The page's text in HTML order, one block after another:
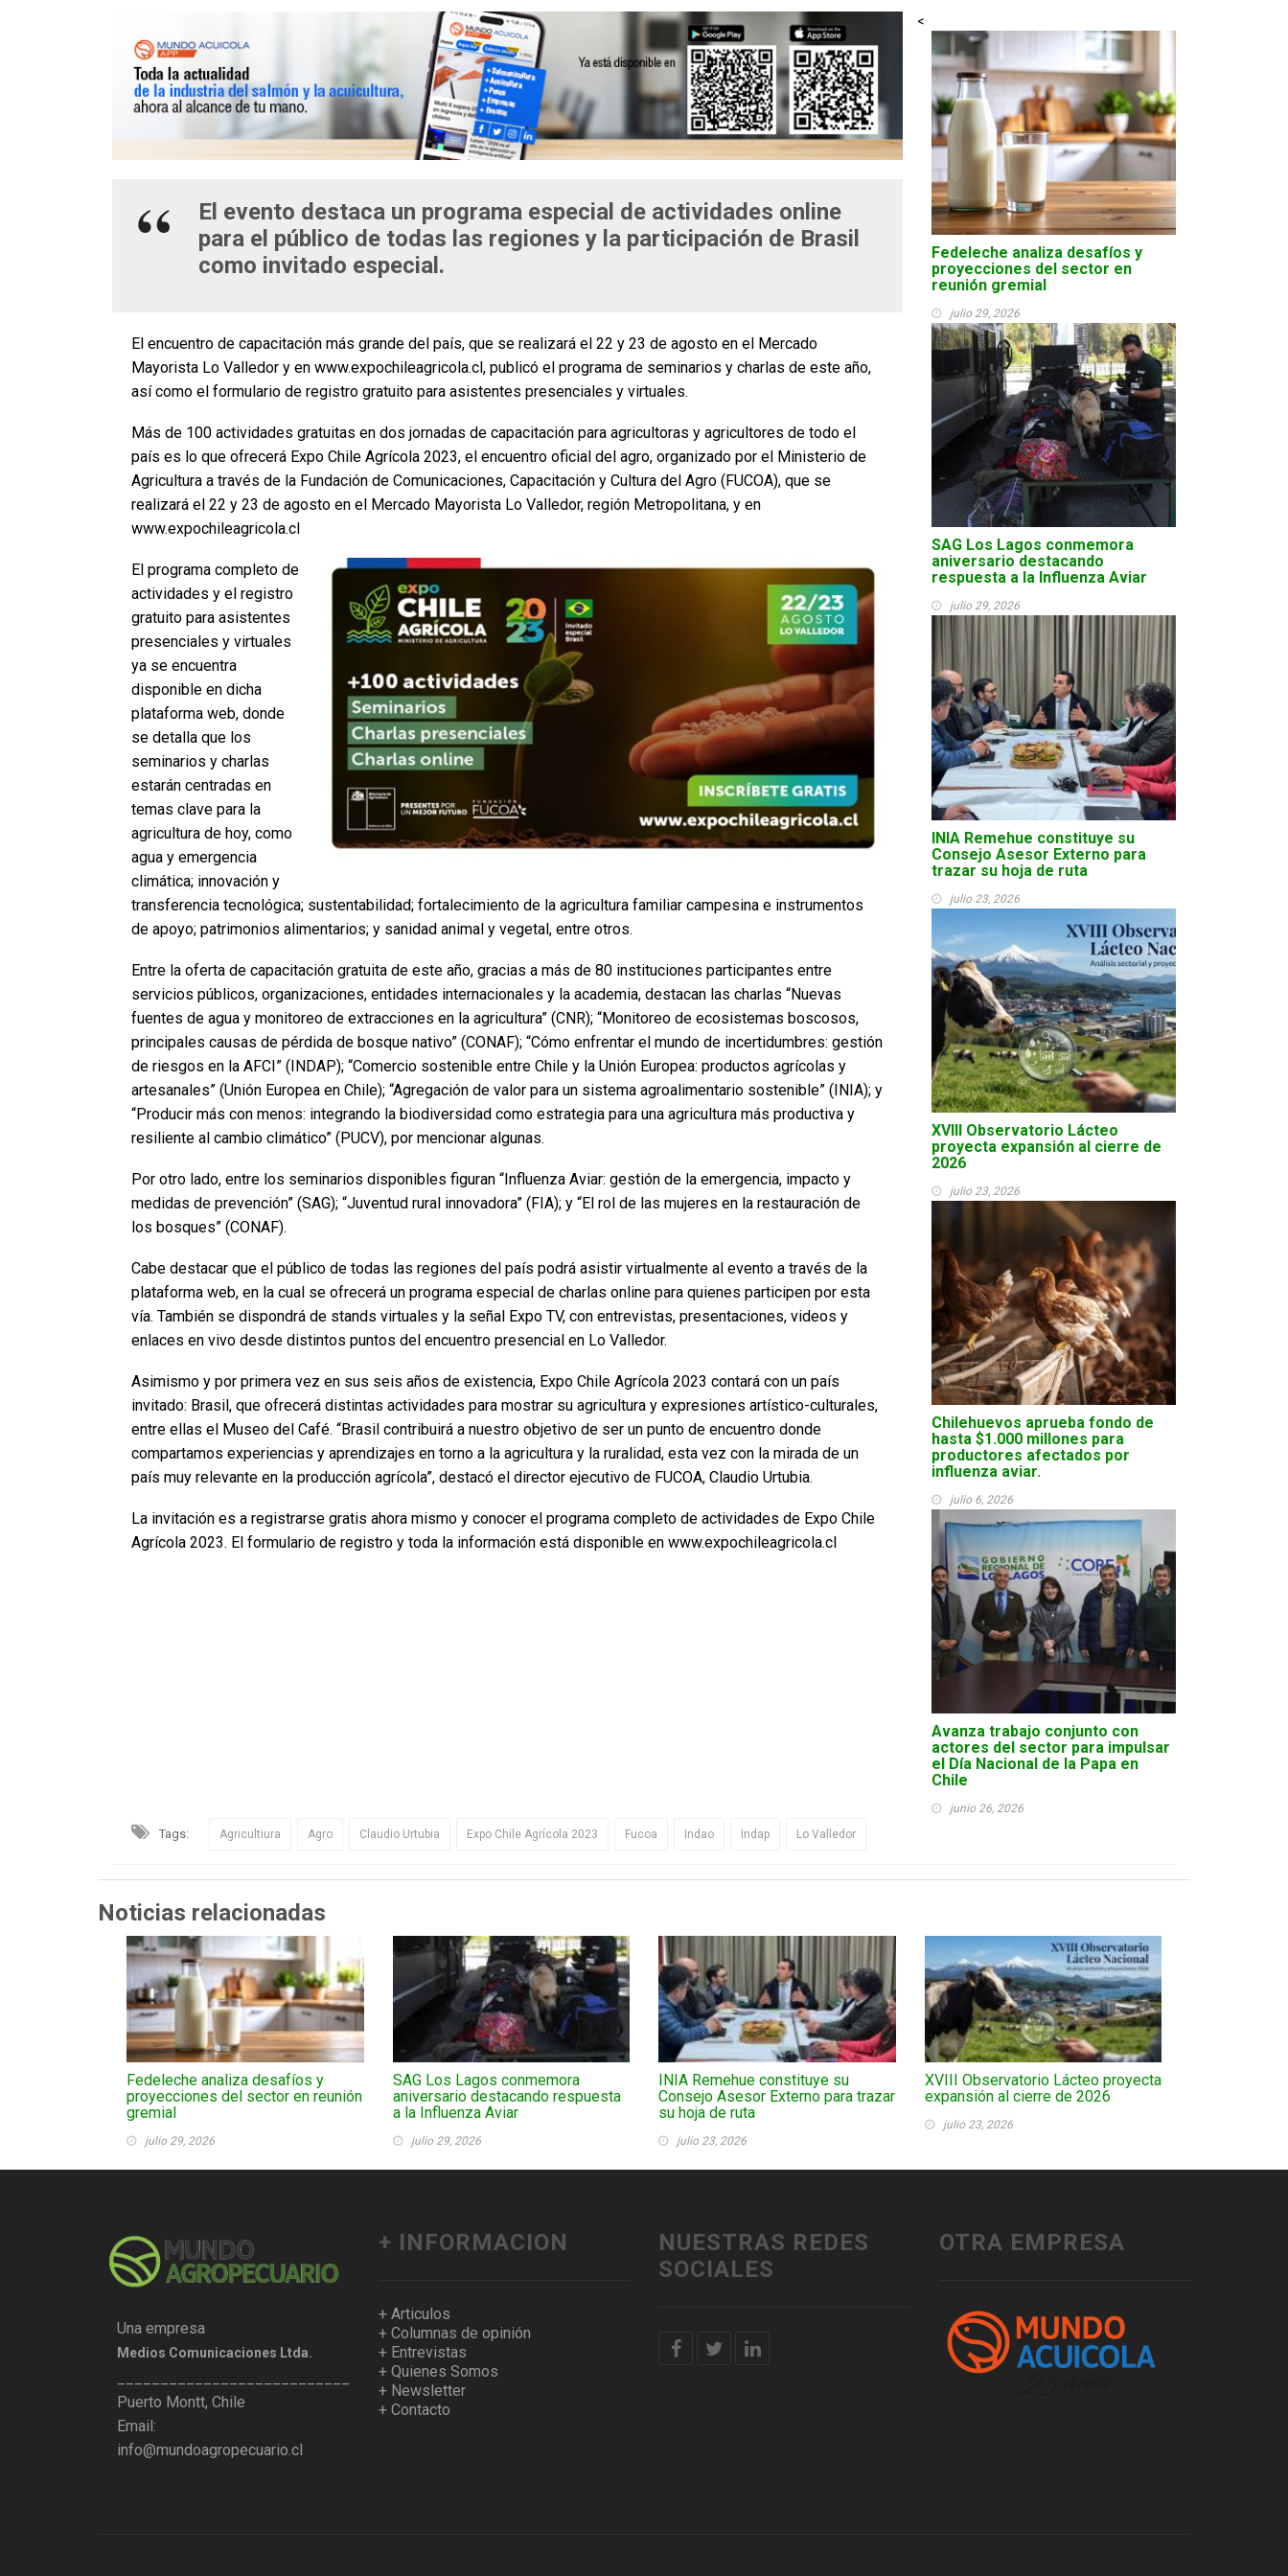
El evento destaca un programa especial de actividades online
para el público de todas las regiones y la participación de Brasil
como invitado especial.
El encuentro de capacitación más grande del país, que se realizará el 22 y 23 de agosto en el Mercado
Mayorista Lo Valledor y en www.expochileagricola.cl, publicó el programa de seminarios y charlas de este año,
así como el formulario de registro gratuito para asistentes presenciales y virtuales.
Más de 100 actividades gratuitas en dos jornadas de capacitación para agricultoras y agricultores de todo el
país es lo que ofrecerá Expo Chile Agrícola 2023, el encuentro oficial del agro, organizado por el Ministerio de
Agricultura a través de la Fundación de Comunicaciones, Capacitación y Cultura del Agro (FUCOA), que se
realizará el 22 y 23 de agosto en el Mercado Mayorista Lo Valledor, región Metropolitana, y en
www.expochileagricola.cl
El programa completo de
actividades y el registro
gratuito para asistentes
presenciales y virtuales
ya se encuentra
disponible en dicha
plataforma web, donde
se detalla que los
seminarios y charlas
estarán centradas en
temas clave para la
agricultura de hoy, como
agua y emergencia
climática; innovación y
transferencia tecnológica; sustentabilidad; fortalecimiento de la agricultura familiar campesina e instrumentos
de apoyo; patrimonios alimentarios; y sanidad animal y vegetal, entre otros.
Entre la oferta de capacitación gratuita de este año, gracias a más de 80 instituciones participantes entre
servicios públicos, organizaciones, entidades internacionales y la academia, destacan las charlas “Nuevas
fuentes de agua y monitoreo de extracciones en la agricultura” (CNR); “Monitoreo de ecosistemas boscosos,
principales causas de pérdida de bosque nativo” (CONAF); “Cómo enfrentar el mundo de incertidumbres: gestión
de riesgos en la AFCI” (INDAP); “Comercio sostenible entre Chile y la Unión Europea: productos agrícolas y
artesanales” (Unión Europea en Chile); “Agregación de valor para un sistema agroalimentario sostenible” (INIA); y
“Producir más con menos: integrando la biodiversidad como estrategia para una agricultura más productiva y
resiliente al cambio climático” (PUCV), por mencionar algunas.
Por otro lado, entre los seminarios disponibles figuran “Influenza Aviar: gestión de la emergencia, impacto y
medidas de prevención” (SAG); “Juventud rural innovadora” (FIA); y “El rol de las mujeres en la restauración de
los bosques” (CONAF).
Cabe destacar que el público de todas las regiones del país podrá asistir virtualmente al evento a través de la
plataforma web, en la cual se ofrecerá un programa especial de charlas online para quienes participen por esta
vía. También se dispondrá de stands virtuales y la señal Expo TV, con entrevistas, presentaciones, videos y
enlaces en vivo desde distintos puntos del encuentro presencial en Lo Valledor.
Asimismo y por primera vez en sus seis años de existencia, Expo Chile Agrícola 2023 contará con un país
invitado: Brasil, que ofrecerá distintas actividades para mostrar su agricultura y expresiones artístico-culturales,
entre ellas el Museo del Café. “Brasil contribuirá a nuestro objetivo de ser un punto de encuentro donde
compartamos experiencias y aprendizajes en torno a la agricultura y la ruralidad, esta vez con la mirada de un
país muy relevante en la producción agrícola”, destacó el director ejecutivo de FUCOA, Claudio Urtubia.
La invitación es a registrarse gratis ahora mismo y conocer el programa completo de actividades de Expo Chile
Agrícola 2023. El formulario de registro y toda la información está disponible en www.expochileagricola.cl
<
Fedeleche analiza desafíos y
proyecciones del sector en
reunión gremial
julio 29, 2026
SAG Los Lagos conmemora
aniversario destacando
respuesta a la Influenza Aviar
julio 29, 2026
INIA Remehue constituye su
Consejo Asesor Externo para
trazar su hoja de ruta
julio 23, 2026
XVIII Observatorio Lácteo
proyecta expansión al cierre de
2026
julio 23, 2026
Chilehuevos aprueba fondo de
hasta $1.000 millones para
productores afectados por
influenza aviar.
julio 6, 2026
Avanza trabajo conjunto con
actores del sector para impulsar
el Día Nacional de la Papa en
Chile
junio 26, 2026
Tags: Agricultiura Agro Claudio Urtubia Expo Chile Agrícola 2023 Fucoa Indao Indap Lo Valledor
Noticias relacionadas
Fedeleche analiza desafíos y
proyecciones del sector en reunión
gremial
julio 29, 2026
SAG Los Lagos conmemora
aniversario destacando respuesta
a la Influenza Aviar
julio 29, 2026
INIA Remehue constituye su
Consejo Asesor Externo para trazar
su hoja de ruta
julio 23, 2026
XVIII Observatorio Lácteo proyecta
expansión al cierre de 2026
julio 23, 2026
Una empresa
Medios Comunicaciones Ltda.
___________________________________
Puerto Montt, Chile
Email:
info@mundoagropecuario.cl
+ INFORMACION
+ Articulos
+ Columnas de opinión
+ Entrevistas
+ Quienes Somos
+ Newsletter
+ Contacto
NUESTRAS REDES
SOCIALES
OTRA EMPRESA